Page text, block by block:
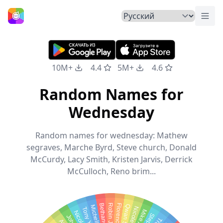
Главная
10M+ 4.4 5M+ 4.6
Random Names for
Wednesday
Random names for wednesday: Mathew
segraves, Marche Byrd, Steve church, Donald
McCurdy, Lacy Smith, Kristen Jarvis, Derrick
McCulloch, Reno brim...